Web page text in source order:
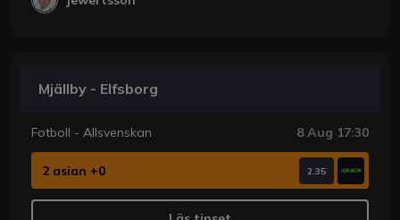
Mjällby - Elfsborg
Fotboll - Allsvenskan 8 Aug 17:30
2 asian +0 2.35